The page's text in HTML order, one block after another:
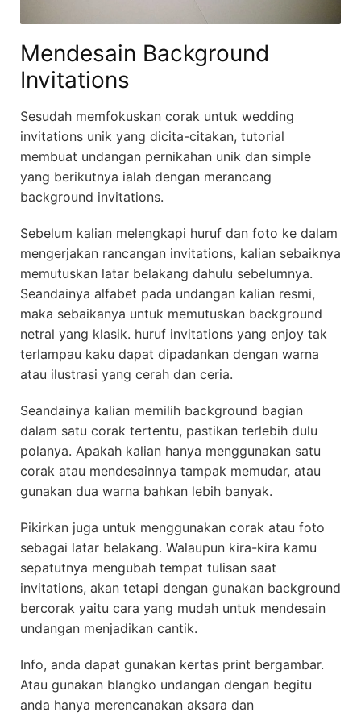
Mendesain Background
Invitations
Sesudah memfokuskan corak untuk wedding
invitations unik yang dicita-citakan, tutorial
membuat undangan pernikahan unik dan simple
yang berikutnya ialah dengan merancang
background invitations.
Sebelum kalian melengkapi huruf dan foto ke dalam
mengerjakan rancangan invitations, kalian sebaiknya
memutuskan latar belakang dahulu sebelumnya.
Seandainya alfabet pada undangan kalian resmi,
maka sebaikanya untuk memutuskan background
netral yang klasik. huruf invitations yang enjoy tak
terlampau kaku dapat dipadankan dengan warna
atau ilustrasi yang cerah dan ceria.
Seandainya kalian memilih background bagian
dalam satu corak tertentu, pastikan terlebih dulu
polanya. Apakah kalian hanya menggunakan satu
corak atau mendesainnya tampak memudar, atau
gunakan dua warna bahkan lebih banyak.
Pikirkan juga untuk menggunakan corak atau foto
sebagai latar belakang. Walaupun kira-kira kamu
sepatutnya mengubah tempat tulisan saat
invitations, akan tetapi dengan gunakan background
bercorak yaitu cara yang mudah untuk mendesain
undangan menjadikan cantik.
Info, anda dapat gunakan kertas print bergambar.
Atau gunakan blangko undangan dengan begitu
anda hanya merencanakan aksara dan